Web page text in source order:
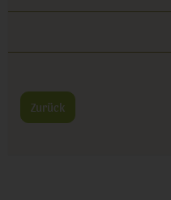
Zurück